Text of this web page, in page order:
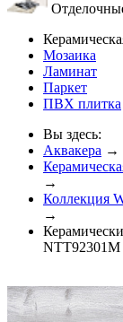
Мозаика
Ламинат
Паркет
ПВХ плитка
Вы здесь:
Аквакера →
→
Коллекция
→
NTT92301M